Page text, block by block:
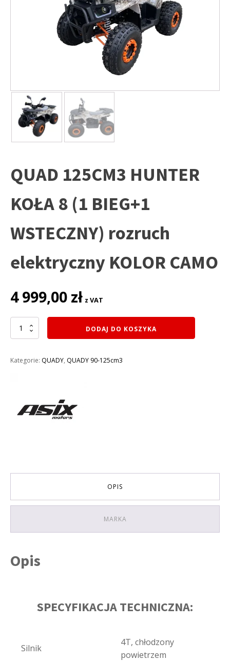
QUAD 125CM3 HUNTER
KOŁA 8 (1 BIEG+1
WSTECZNY) rozruch
elektryczny KOLOR CAMO
4 999,00 zł z VAT
ilość
QUAD
KOŁA
WSTECZNY)
rozruch
DODAJ DO KOSZYKA
Kategorie: QUADY, QUADY 90-125cm3
OPIS
MARKA
Opis
SPECYFIKACJA TECHNICZNA:
Silnik
4T, chłodzony
powietrzem